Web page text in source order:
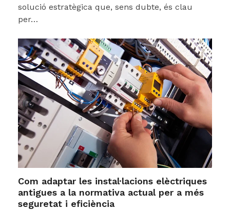
solució estratègica que, sens dubte, és clau
per…
Com adaptar les instal·lacions elèctriques
antigues a la normativa actual per a més
seguretat i eficiència